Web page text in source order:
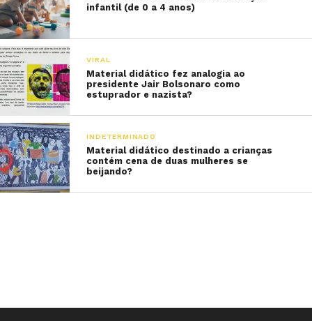
infantil (de 0 a 4 anos)
VIRAL
Material didático fez analogia ao
presidente Jair Bolsonaro como
estuprador e nazista?
INDETERMINADO
Material didático destinado a crianças
contém cena de duas mulheres se
beijando?